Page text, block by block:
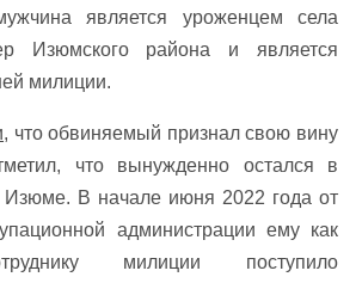
является уроженцем села
Изюмского района и является
милиции.
что обвиняемый признал свою вину
что вынужденно остался в
Изюме. В начале июня 2022 года от
администрации ему как
милиции поступило